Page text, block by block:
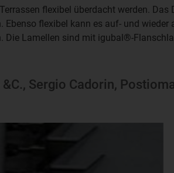
flexibel überdacht werden.
flexibel kann es auf- und
Lamellen sind mit igubal®-
Sergio Cadorin,